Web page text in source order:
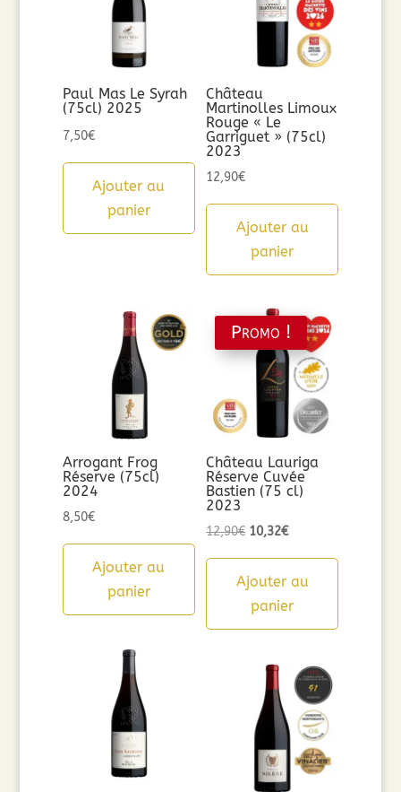
Paul Mas Le Syrah
(75cl) 2025
7,50€
Ajouter au
panier
Château
Martinolles Limoux
Rouge « Le
Garriguet » (75cl)
2023
12,90€
Ajouter au
panier
Arrogant Frog
Réserve (75cl)
2024
8,50€
Ajouter au
panier
Promo !
Château Lauriga
Réserve Cuvée
Bastien (75 cl)
2023
12,90€ Le
initial
était :
10,32€Le
actuel
est :
Ajouter au
panier